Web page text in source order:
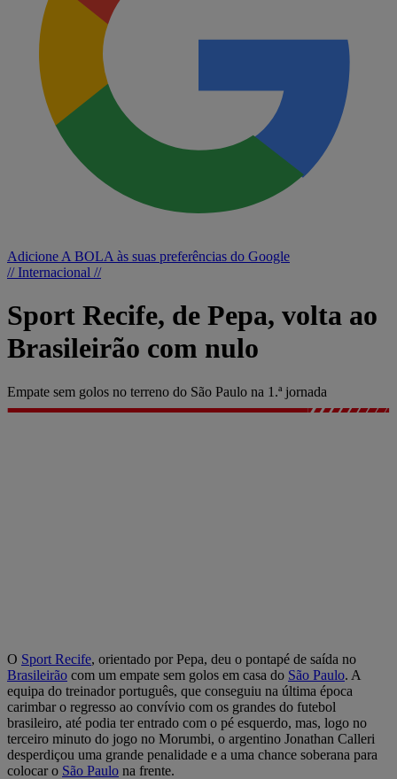
Adicione A BOLA às suas preferências do Google
// Internacional //
Sport Recife, de Pepa, volta ao
Brasileirão com nulo
Empate sem golos no terreno do São Paulo na 1.ª jornada
O Sport Recife, orientado por Pepa, deu o pontapé de saída no
Brasileirão com um empate sem golos em casa do São Paulo. A
equipa do treinador português, que conseguiu na última época
carimbar o regresso ao convívio com os grandes do futebol
brasileiro, até podia ter entrado com o pé esquerdo, mas, logo no
terceiro minuto do jogo no Morumbi, o argentino Jonathan Calleri
desperdiçou uma grande penalidade e a uma chance soberana para
colocar o São Paulo na frente.